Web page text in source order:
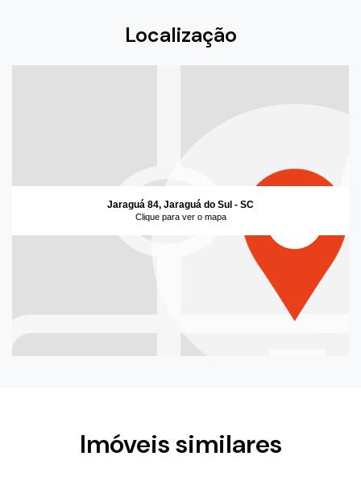
Localização
Jaraguá 84, Jaraguá do Sul - SC
Clique para ver o mapa
Imóveis similares